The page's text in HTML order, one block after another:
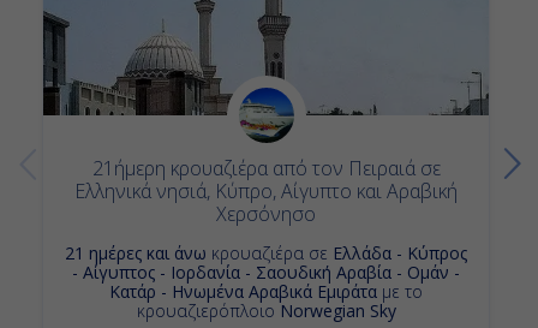
16:00
Ημέρα 13η
07:00
Αποβίβαση
21ήμερη κρουαζιέρα από τον Πειραιά σε
Ελληνικά νησιά, Κύπρο, Αίγυπτο και Αραβική
Χερσόνησο
21 ημέρες και άνω κρουαζιέρα σε Ελλάδα - Κύπρος
- Αίγυπτος - Ιορδανία - Σαουδική Αραβία - Ομάν -
Κατάρ - Ηνωμένα Αραβικά Εμιράτα με το
κρουαζιερόπλοιο Norwegian Sky